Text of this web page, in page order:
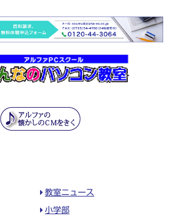
教室ニュース
小学部